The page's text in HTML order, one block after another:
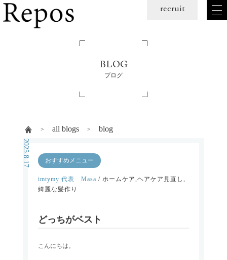
ニュー
を
recruit
BLOG
ブログ
all blogs blog
おすすめメニュー
imtymy 代表 Masa / ホームケア,ヘアケア見直し,
綺麗な髪作り
どっちがベスト
2025.8.17
こんにちは。